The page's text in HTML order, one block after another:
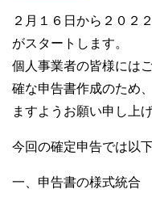
２月１６日から２０２
がスタートします。
個人事業者の皆様には
確な申告書作成のため
ますようお願い申し上げ
今回の確定申告では以
一、申告書の様式統合